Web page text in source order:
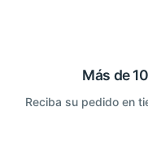
Más de
Reciba su pedido en